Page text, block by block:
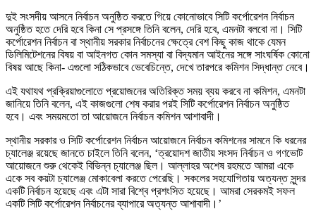
দুই সংসদীয় আসনে নির্বাচন অনুষ্ঠিত করতে গিয়ে কোনোভাবে সিটি কর্পোরেশন নির্বাচন
অনুষ্ঠিত হতে দেরি হবে কিনা সে প্রসঙ্গে তিনি বলেন, দেরি হবে, এমনটা বলবো না। সিটি
কর্পোরেশন নির্বাচন বা স্থানীয় সরকার নির্বাচনের ক্ষেত্রে বেশ কিছু কাজ থাকে যেমন
ডিলিমিটেশনের বিষয় বা আইনগত কোন সমস্যা বা বিদ্যমান আইনের সঙ্গে সাংঘর্ষিক কোনো
বিষয় আছে কিনা- এগুলো সঠিকভাবে ভেবেচিন্তে, দেখে তারপরে কমিশন সিদ্ধান্ত নেবে।
এই যথাযথ প্রক্রিয়াগুলোতে প্রয়োজনের অতিরিক্ত সময় ব্যয় করবে না কমিশন, এমনটা
জানিয়ে তিনি বলেন, এই কাজগুলো শেষ করার পরই সিটি কর্পোরেশন নির্বাচন অনুষ্ঠিত
হবে। এবং সময়মতো তা আয়োজনে নির্বাচন কমিশন আশাবাদী।
স্থানীয় সরকার ও সিটি কর্পোরেশন নির্বাচন আয়োজনে নির্বাচন কমিশনের সামনে কি ধরনের
চ্যালেঞ্জ রয়েছে জানতে চাইলে তিনি বলেন, ‘ত্রয়োদশ জাতীয় সংসদ নির্বাচন ও গণভোট
আয়োজনে শুরু থেকেই বিভিন্ন চ্যালেঞ্জ ছিল। আল্লাহর অশেষ রহমতে আমরা একে
একে সব কয়টা চ্যালেঞ্জ মোকাবেলা করতে পেরেছি। সকলের সহযোগিতায় অত্যন্ত সুন্দর
একটি নির্বাচন হয়েছে এবং এটা সারা বিশ্বে প্রশংসিত হয়েছে। আমরা সেরকমই সফল
একটি সিটি কর্পোরেশন নির্বাচনের ব্যাপারে অত্যন্ত আশাবাদী।’